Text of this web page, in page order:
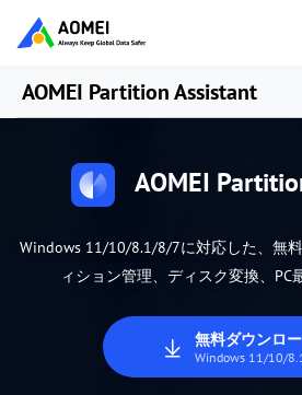
AOMEI Partition Assistant
AOMEI
Windows 11/10/8.1/8/7に対応した、無
ィション管理、ディスク変換、PC
無料ダウンロ
Windows 11/10/